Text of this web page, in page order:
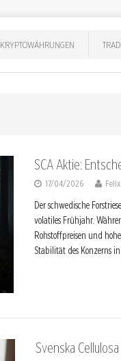
KRYPTOWÄHRUNGEN
SCA Aktie:
17/04/2026
Der schwedische
volatiles Frühjahr.
Rohstoffpreisen und
Stabilität des Konzerns
Svenska